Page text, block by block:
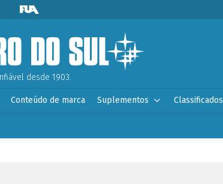
desde 1903.
Conteúdo de marca Suplementos Classificados